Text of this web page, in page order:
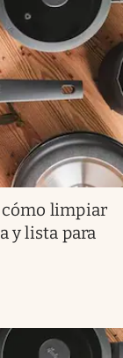
limpiar
y lista para